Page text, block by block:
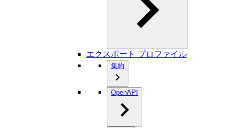
エクスポート プロファイル
集約
OpenAPI